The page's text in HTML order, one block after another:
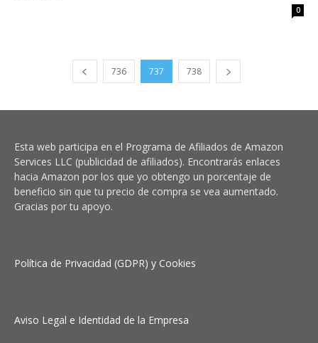
0
736 737 738
Esta web participa en el Programa de Afiliados de Amazon
Services LLC (publicidad de afiliados). Encontrarás enlaces
hacia Amazon por los que yo obtengo un porcentaje de
beneficio sin que tu precio de compra se vea aumentado.
Gracias por tu apoyo.
Política de Privacidad (GDPR) y Cookies
Aviso Legal e Identidad de la Empresa